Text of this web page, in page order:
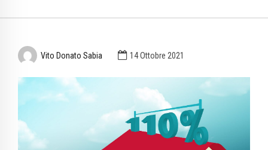
Vito Donato Sabia 14 Ottobre 2021